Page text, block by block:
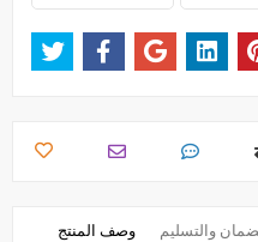
وصف المنتج والتسليم